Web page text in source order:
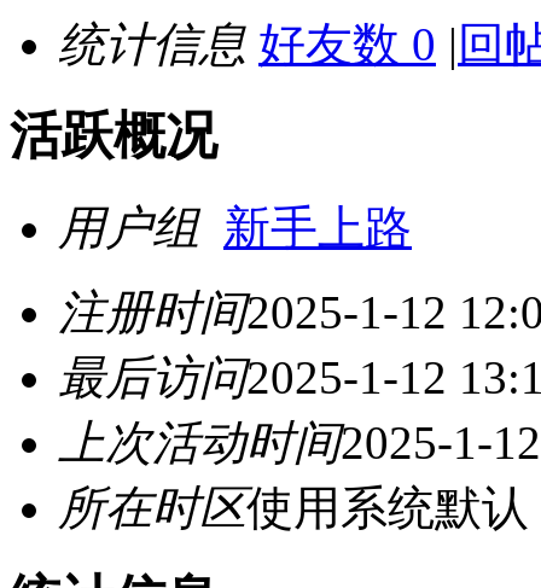
统计信息 好友数 0 | 回
活跃概况
用户组 新手上路
注册时间2025-1-12
最后访问2025-1-12
上次活动时间2025-1-
所在时区使用系统默认